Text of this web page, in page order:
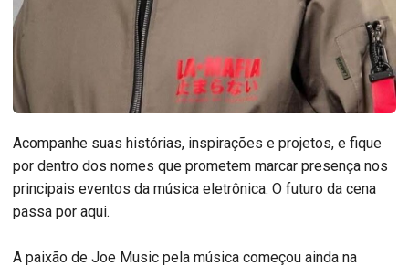
Acompanhe suas histórias, inspirações e projetos, e fique
por dentro dos nomes que prometem marcar presença nos
principais eventos da música eletrônica. O futuro da cena
passa por aqui.
A paixão de Joe Music pela música começou ainda na